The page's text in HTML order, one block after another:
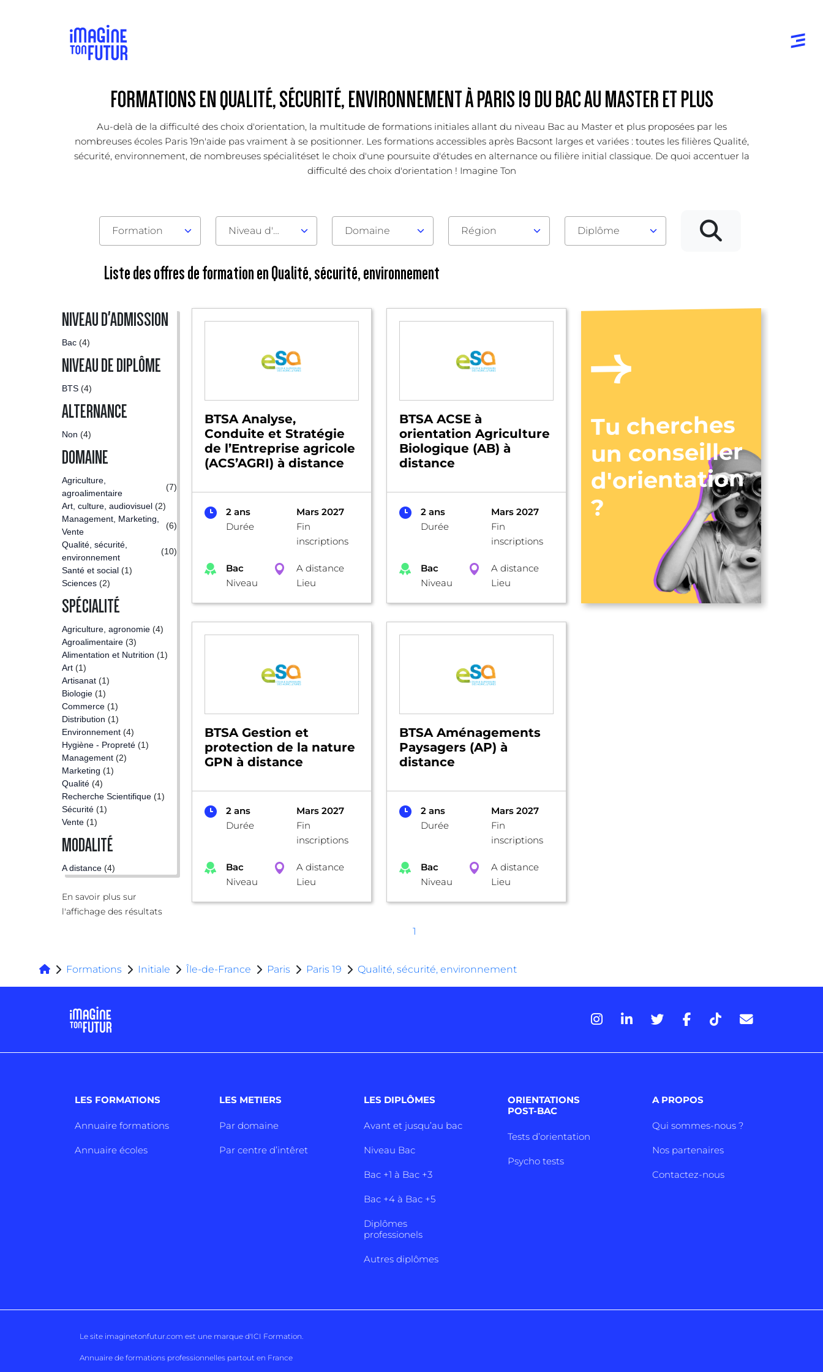
FORMATIONS EN QUALITÉ, SÉCURITÉ, ENVIRONNEMENT À PARIS 19 DU BAC AU MASTER ET PLUS
Au-delà de la difficulté des choix d'orientation, la multitude de formations initiales allant du niveau Bac au Master et plus proposées par les
nombreuses écoles Paris 19n'aide pas vraiment à se positionner. Les formations accessibles après Bacsont larges et variées : toutes les filières Qualité,
sécurité, environnement, de nombreuses spécialitéset le choix d'une poursuite d'études en alternance ou filière initial classique. De quoi accentuer la
difficulté des choix d'orientation ! Imagine Ton
Formation Niveau d'admission Domaine Région Diplôme
Liste des offres de formation en Qualité, sécurité, environnement
NIVEAU D'ADMISSION
Bac (4)
NIVEAU DE DIPLÔME
BTS (4)
ALTERNANCE
Non (4)
DOMAINE
Agriculture,
agroalimentaire
(7)
Art, culture, audiovisuel (2)
Management, Marketing,
Vente
(6)
Qualité, sécurité,
environnement
(10)
Santé et social (1)
Sciences (2)
SPÉCIALITÉ
Agriculture, agronomie (4)
Agroalimentaire (3)
Alimentation et Nutrition (1)
Art (1)
Artisanat (1)
Biologie (1)
Commerce (1)
Distribution (1)
Environnement (4)
Hygiène - Propreté (1)
Management (2)
Marketing (1)
Qualité (4)
Recherche Scientifique (1)
Sécurité (1)
Vente (1)
MODALITÉ
A distance (4)
En savoir plus sur
l'affichage des résultats
BTSA Analyse,
Conduite et Stratégie
de l’Entreprise agricole
(ACS’AGRI) à distance
2 ans
Durée
Mars 2027
Fin
inscriptions
Bac
Niveau
A distance
Lieu
BTSA ACSE à
orientation Agriculture
Biologique (AB) à
distance
2 ans
Durée
Mars 2027
Fin
inscriptions
Bac
Niveau
A distance
Lieu
Tu cherches
un conseiller
d'orientation
?
BTSA Gestion et
protection de la nature
GPN à distance
2 ans
Durée
Mars 2027
Fin
inscriptions
Bac
Niveau
A distance
Lieu
BTSA Aménagements
Paysagers (AP) à
distance
2 ans
Durée
Mars 2027
Fin
inscriptions
Bac
Niveau
A distance
Lieu
1
Formations Initiale Île-de-France Paris Paris 19 Qualité, sécurité, environnement
LES FORMATIONS
Annuaire formations
Annuaire écoles
LES METIERS
Par domaine
Par centre d’intêret
LES DIPLÔMES
Avant et jusqu’au bac
Niveau Bac
Bac +1 à Bac +3
Bac +4 à Bac +5
Diplômes
professionels
Autres diplômes
ORIENTATIONS
POST-BAC
Tests d’orientation
Psycho tests
A PROPOS
Qui sommes-nous ?
Nos partenaires
Contactez-nous
Le site imaginetonfutur.com est une marque d'ICI Formation
Annuaire de formations professionnelles partout en France